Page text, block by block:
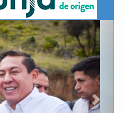
Next